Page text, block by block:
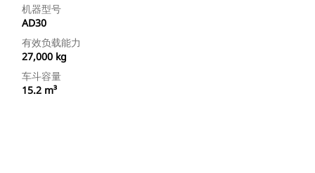
机器型号
AD30
有效负载能力
27,000 kg
车斗容量
15.2 m³